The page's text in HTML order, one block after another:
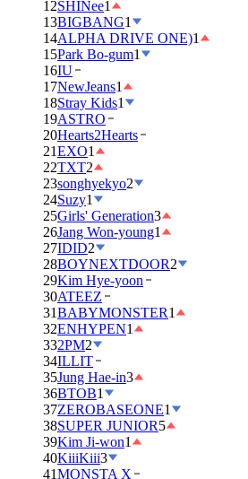
12SHINee1
13BIGBANG1
14ALPHA DRIVE ONE)1
15Park Bo-gum1
16IU
17NewJeans1
18Stray Kids1
19ASTRO
20Hearts2Hearts
21EXO1
22TXT2
23songhyekyo2
24Suzy1
25Girls' Generation3
26Jang Won-young1
27IDID2
28BOYNEXTDOOR2
29Kim Hye-yoon
30ATEEZ
31BABYMONSTER1
32ENHYPEN1
332PM2
34ILLIT
35Jung Hae-in3
36BTOB1
37ZEROBASEONE1
38SUPER JUNIOR5
39Kim Ji-won1
40KiiiKiii3
41MONSTA X